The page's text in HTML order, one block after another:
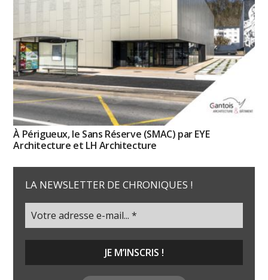
À Périgueux, le Sans Réserve (SMAC) par EYE
Architecture et LH Architecture
LA NEWSLETTER DE CHRONIQUES !